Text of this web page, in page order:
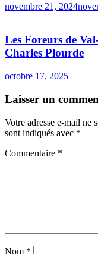
novembre 21, 2024
Les Foreurs de
Charles Plourde
octobre 17, 2025
Laisser un
Votre adresse e-mail ne
sont indiqués avec *
Commentaire *
Nom *